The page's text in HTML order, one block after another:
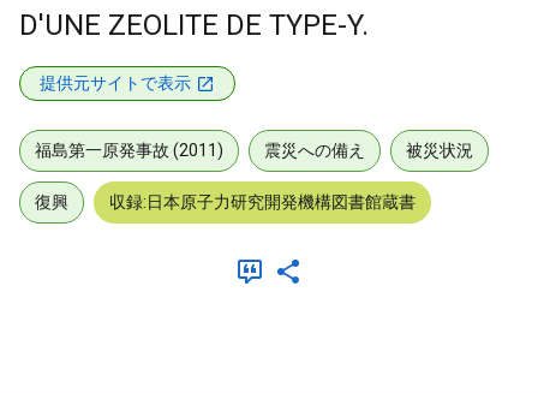
D'UNE ZEOLITE DE TYPE-Y.
提供元サイトで表示
福島第一原発事故 (2011) 震災への備え 被災状況
復興 収録:日本原子力研究開発機構図書館蔵書